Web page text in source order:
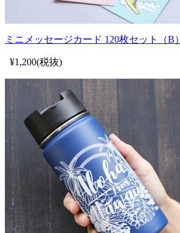
ミニメッセージカード 120枚セット（B）
¥1,200(税抜)